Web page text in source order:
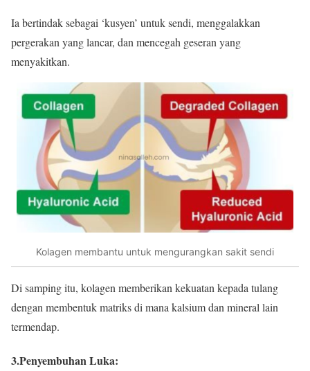
Ia bertindak sebagai ‘kusyen’ untuk sendi, menggalakkan
pergerakan yang lancar, dan mencegah geseran yang
menyakitkan.
Kolagen membantu untuk mengurangkan sakit sendi
Di samping itu, kolagen memberikan kekuatan kepada tulang
dengan membentuk matriks di mana kalsium dan mineral lain
termendap.
3.Penyembuhan Luka: